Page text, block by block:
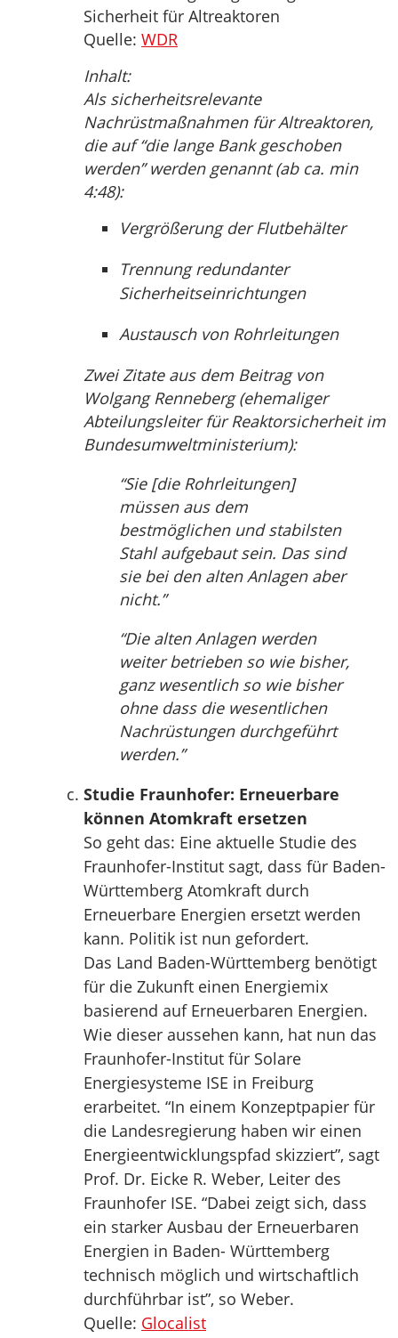
Sicherheit für Altreaktoren
Quelle: WDR
Inhalt:
Als sicherheitsrelevante
Nachrüstmaßnahmen für Altreaktoren,
die auf “die lange Bank geschoben
werden” werden genannt (ab ca. min
4:48):
Vergrößerung der Flutbehälter
Trennung redundanter
Sicherheitseinrichtungen
Austausch von Rohrleitungen
Zwei Zitate aus dem Beitrag von
Wolgang Renneberg (ehemaliger
Abteilungsleiter für Reaktorsicherheit im
Bundesumweltministerium):
“Sie [die Rohrleitungen]
müssen aus dem
bestmöglichen und stabilsten
Stahl aufgebaut sein. Das sind
sie bei den alten Anlagen aber
nicht.”
“Die alten Anlagen werden
weiter betrieben so wie bisher,
ganz wesentlich so wie bisher
ohne dass die wesentlichen
Nachrüstungen durchgeführt
werden.”
Studie Fraunhofer: Erneuerbare
können Atomkraft ersetzen
So geht das: Eine aktuelle Studie des
Fraunhofer-Institut sagt, dass für Baden-
Württemberg Atomkraft durch
Erneuerbare Energien ersetzt werden
kann. Politik ist nun gefordert.
Das Land Baden-Württemberg benötigt
für die Zukunft einen Energiemix
basierend auf Erneuerbaren Energien.
Wie dieser aussehen kann, hat nun das
Fraunhofer-Institut für Solare
Energiesysteme ISE in Freiburg
erarbeitet. “In einem Konzeptpapier für
die Landesregierung haben wir einen
Energieentwicklungspfad skizziert”, sagt
Prof. Dr. Eicke R. Weber, Leiter des
Fraunhofer ISE. “Dabei zeigt sich, dass
ein starker Ausbau der Erneuerbaren
Energien in Baden- Württemberg
technisch möglich und wirtschaftlich
durchführbar ist”, so Weber.
Quelle: Glocalist